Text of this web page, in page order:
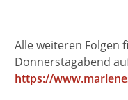
Alle weiteren Folgen
Donnerstagabend
https://